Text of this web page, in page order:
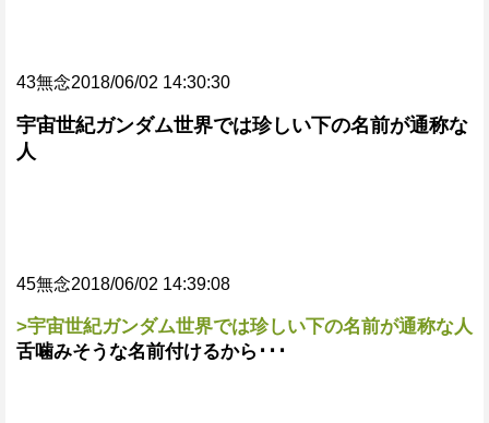
43無念2018/06/02 14:30:30
宇宙世紀ガンダム世界では珍しい下の名前が通称な
人
45無念2018/06/02 14:39:08
>宇宙世紀ガンダム世界では珍しい下の名前が通称な人
舌噛みそうな名前付けるから･･･